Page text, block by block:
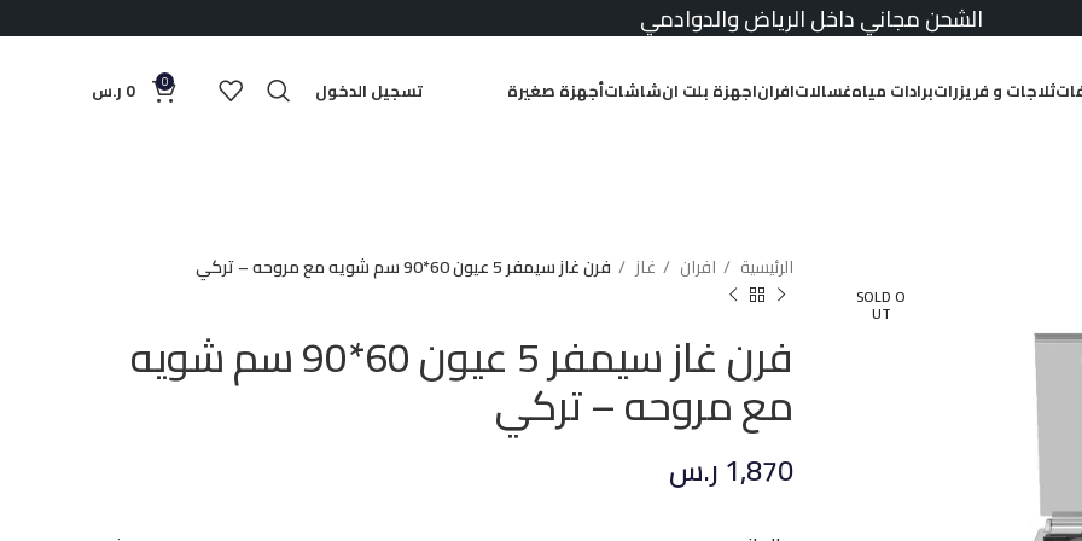
الشحن مجاني داخل الرياض والدوادمي
ثلاجات و فريزراتبرادات مياهغسالاتافراناجهزة بلت انشاشاتأجهزة صغيرة تسجيل الدخول 0
0 ر.س
SOLD O
UT
الرئيسية افران غاز فرن غاز سيمفر 5 عيون 60*90 سم شويه مع مروحه – تركي
فرن غاز سيمفر 5 عيون 60*90 سم شويه
مع مروحه – تركي
1,870ر.س